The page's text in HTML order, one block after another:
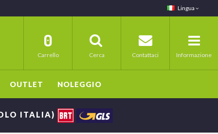
Lingua
Informazione
Contattaci
Cerca
0
Carrello
OUTLET NOLEGGIO
ITALIA)